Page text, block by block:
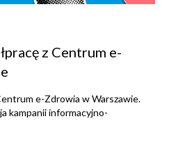
z Centrum e-
e-Zdrowia w Warszawie.
kampanii informacyjno-